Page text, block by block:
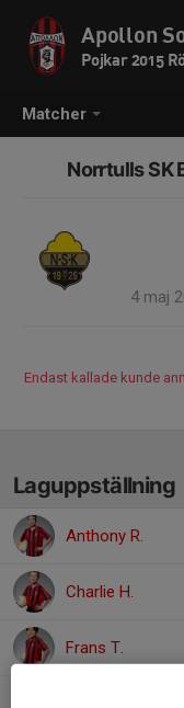
Matcher
Apollon
Pojkar 2015
Norrtulls SK
4 maj
Endast kallade kunde
Laguppställning
Anthony R.
Charlie H.
Frans T.